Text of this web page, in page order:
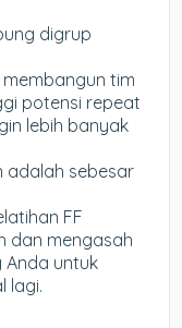
digrup
tim
potensi repeat
lebih banyak
adalah sebesar
FF
dan mengasah
Anda untuk
lagi.